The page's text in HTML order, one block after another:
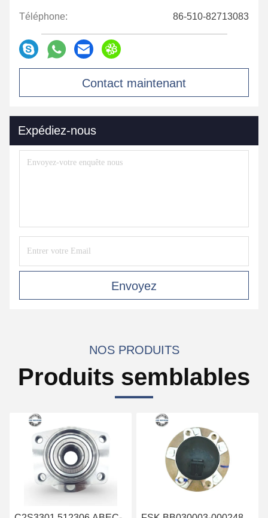
Téléphone: 86-510-82713083
Contact maintenant
Expédiez-nous
Envoyez
NOS PRODUITS
Produits semblables